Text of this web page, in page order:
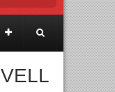
Bayi dari Seluruh Dunia,
Pendidikan dan Riset